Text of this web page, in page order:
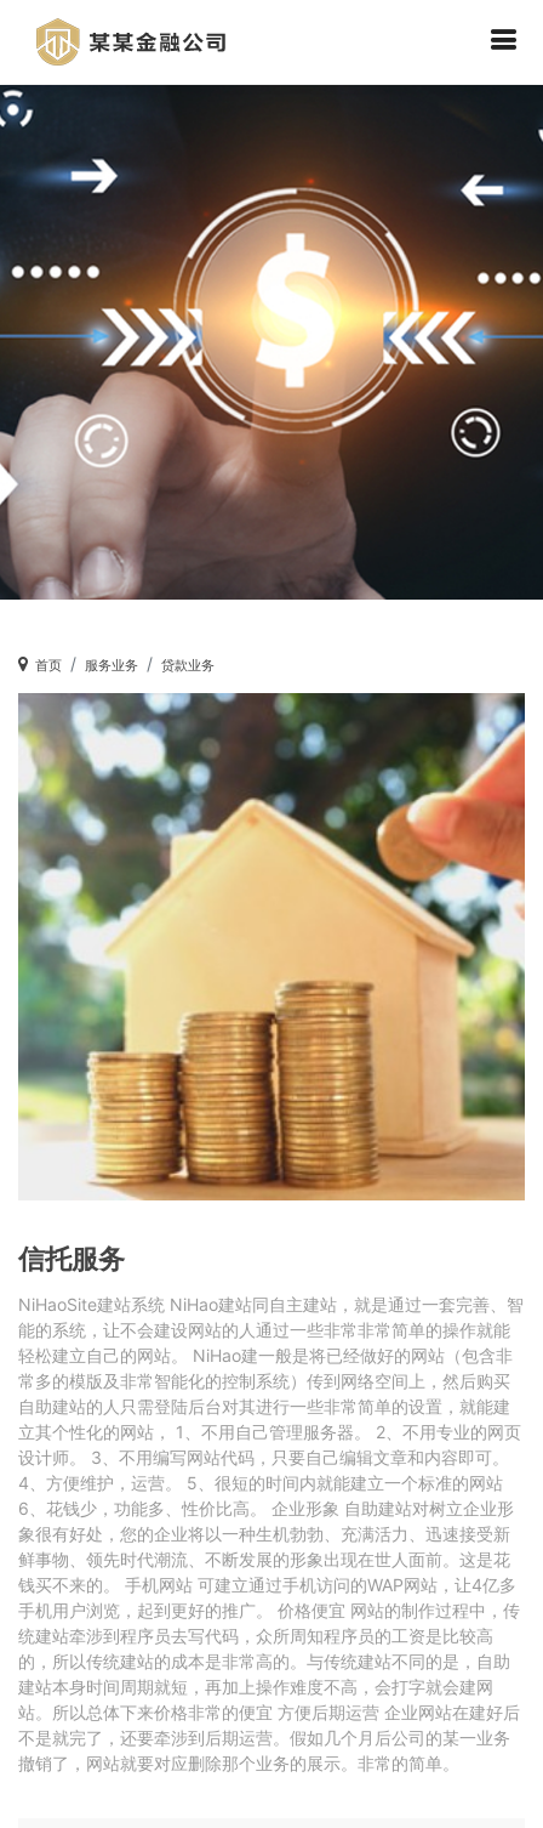
首页 服务业务 贷款业务
信托服务
NiHaoSite建站系统 NiHao建站同自主建站，就是通过一套完善、智
能的系统，让不会建设网站的人通过一些非常非常简单的操作就能
轻松建立自己的网站。 NiHao建一般是将已经做好的网站（包含非
常多的模版及非常智能化的控制系统）传到网络空间上，然后购买
自助建站的人只需登陆后台对其进行一些非常简单的设置，就能建
立其个性化的网站， 1、不用自己管理服务器。 2、不用专业的网页
设计师。 3、不用编写网站代码，只要自己编辑文章和内容即可。
4、方便维护，运营。 5、很短的时间内就能建立一个标准的网站
6、花钱少，功能多、性价比高。 企业形象 自助建站对树立企业形
象很有好处，您的企业将以一种生机勃勃、充满活力、迅速接受新
鲜事物、领先时代潮流、不断发展的形象出现在世人面前。这是花
钱买不来的。 手机网站 可建立通过手机访问的WAP网站，让4亿多
手机用户浏览，起到更好的推广。 价格便宜 网站的制作过程中，传
统建站牵涉到程序员去写代码，众所周知程序员的工资是比较高
的，所以传统建站的成本是非常高的。与传统建站不同的是，自助
建站本身时间周期就短，再加上操作难度不高，会打字就会建网
站。所以总体下来价格非常的便宜 方便后期运营 企业网站在建好后
不是就完了，还要牵涉到后期运营。假如几个月后公司的某一业务
撤销了，网站就要对应删除那个业务的展示。非常的简单。